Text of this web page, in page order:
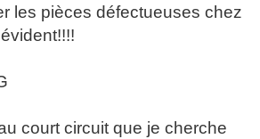
les pièces défectueuses chez
court circuit que je cherche